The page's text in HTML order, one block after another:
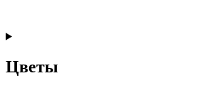
Цветы